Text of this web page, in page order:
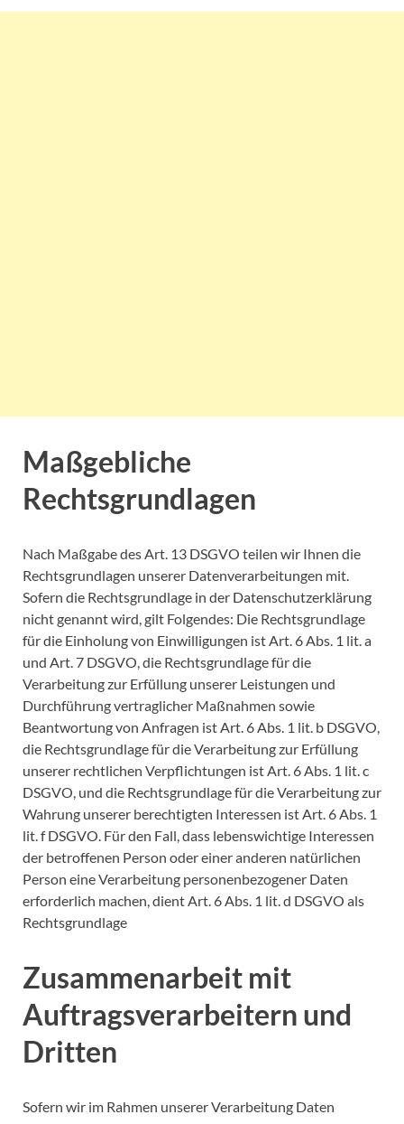
Maßgebliche
Rechtsgrundlagen
Nach Maßgabe des Art. 13 DSGVO teilen wir Ihnen die
Rechtsgrundlagen unserer Datenverarbeitungen mit.
Sofern die Rechtsgrundlage in der Datenschutzerklärung
nicht genannt wird, gilt Folgendes: Die Rechtsgrundlage
für die Einholung von Einwilligungen ist Art. 6 Abs. 1 lit. a
und Art. 7 DSGVO, die Rechtsgrundlage für die
Verarbeitung zur Erfüllung unserer Leistungen und
Durchführung vertraglicher Maßnahmen sowie
Beantwortung von Anfragen ist Art. 6 Abs. 1 lit. b DSGVO,
die Rechtsgrundlage für die Verarbeitung zur Erfüllung
unserer rechtlichen Verpflichtungen ist Art. 6 Abs. 1 lit. c
DSGVO, und die Rechtsgrundlage für die Verarbeitung zur
Wahrung unserer berechtigten Interessen ist Art. 6 Abs. 1
lit. f DSGVO. Für den Fall, dass lebenswichtige Interessen
der betroffenen Person oder einer anderen natürlichen
Person eine Verarbeitung personenbezogener Daten
erforderlich machen, dient Art. 6 Abs. 1 lit. d DSGVO als
Rechtsgrundlage
Zusammenarbeit mit
Auftragsverarbeitern und
Dritten
Sofern wir im Rahmen unserer Verarbeitung Daten